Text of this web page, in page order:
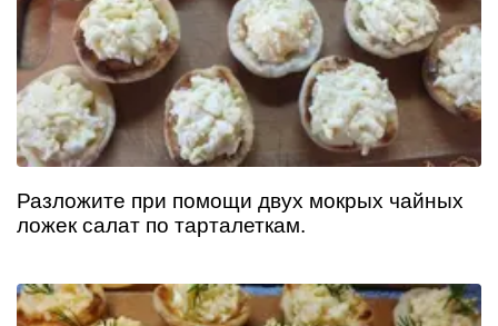
Разложите при помощи двух мокрых чайных
ложек салат по тарталеткам.